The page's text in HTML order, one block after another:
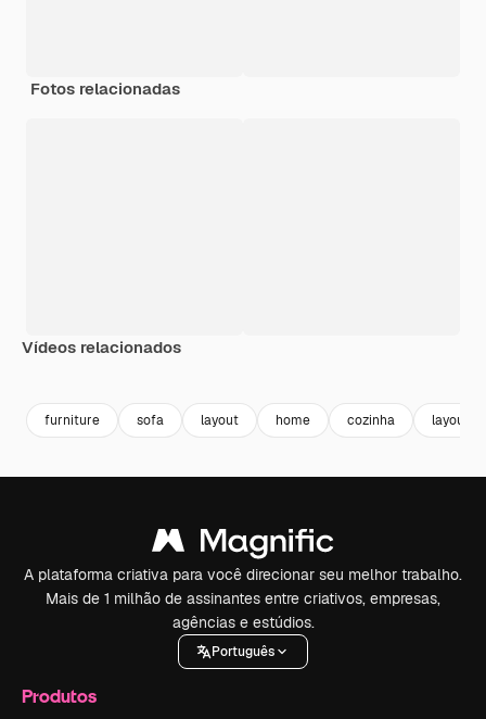
Fotos relacionadas
Vídeos relacionados
furniture sofa layout home cozinha layout
A plataforma criativa para você direcionar seu melhor trabalho.
Mais de 1 milhão de assinantes entre criativos, empresas,
agências e estúdios.
Português
Produtos